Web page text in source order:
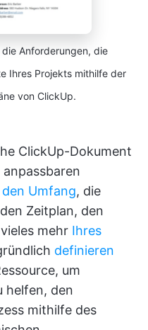
Anforderungen, die
Ihres Projekts mithilfe der
von ClickUp.
ClickUp-Dokument
den Umfang, die
Zeitplan, den
mehr Ihres
definieren
um
helfen, den
mithilfe des